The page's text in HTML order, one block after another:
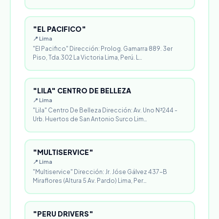
"EL PACIFICO"
📍 Lima
"El Pacifico" Dirección: Prolog. Gamarra 889. 3er
Piso, Tda.302 La Victoria Lima, Perú. L…
"LILA" CENTRO DE BELLEZA
📍 Lima
"Lila" Centro De Belleza Dirección: Av. Uno N³244 -
Urb. Huertos de San Antonio Surco Lim…
"MULTISERVICE"
📍 Lima
"Multiservice" Dirección: Jr. Jóse Gálvez 437-B
Miraflores (Altura 5 Av. Pardo) Lima, Per…
"PERU DRIVERS"